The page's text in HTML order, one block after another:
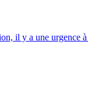
il y a une urgence